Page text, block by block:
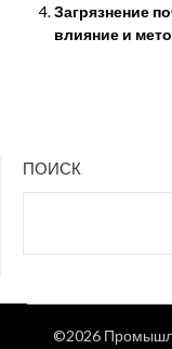
Загрязнение
влияние и
ПОИСК
©2026